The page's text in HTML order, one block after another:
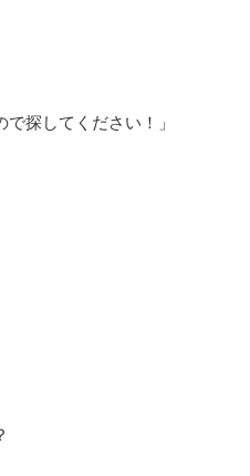
で探してください！」